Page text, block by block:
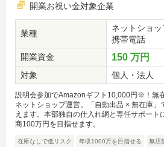
開業お祝い金対象企業
業種
ネットショ
携帯電話
開業資金
150 万円
対象 個人・法人
説明会参加でAmazonギフト10,000円※！無
ネットショップ運営。「自動出品 × 無在庫」
えます。本部独自の仕入れ網と専任サポート
商100万円を目指せます。
在庫なしで低リスク 年収1000万を目指せる 無店